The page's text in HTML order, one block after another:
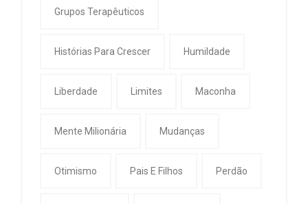
Grupos Terapêuticos
Histórias Para Crescer Humildade
Liberdade Limites Maconha
Mente Milionária Mudanças
Otimismo Pais E Filhos Perdão